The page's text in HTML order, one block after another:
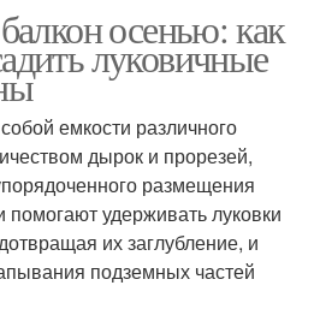
осенью: как
луковичные
емкости различного
дырок и прорезей,
размещения
помогают удерживать луковки
их заглубление, и
подземных частей